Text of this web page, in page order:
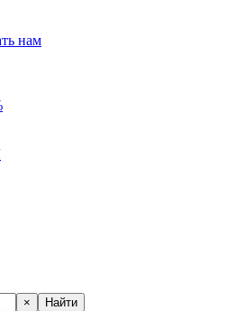
нам
× Найти